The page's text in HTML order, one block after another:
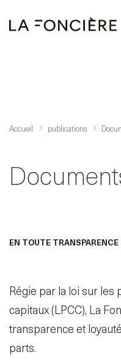
Disclaimer
Accueil publications
EN TOUTE TRANSPARENCE
Régie par la loi sur les
capitaux (LPCC), La
transparence et
parts.